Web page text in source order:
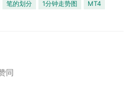
笔的划分 1分钟走势图
MT4
同